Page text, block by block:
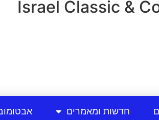
Israel Classic &
חדשות ומאמרים